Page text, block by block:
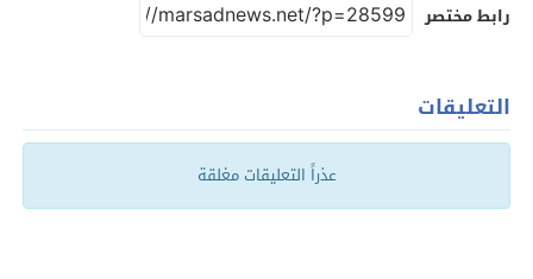
رابط مختصر
التعليقات
عذراً التعليقات مغلقة